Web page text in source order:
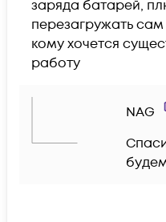
заряда батарей,
перезагружать
кому хочется
работу
NAG